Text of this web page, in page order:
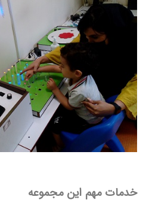
خدمات مهم این مجموعه